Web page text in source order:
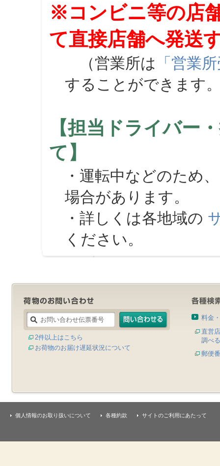
※コンビニ等の店
て直接店舗へ発送
（営業所は 「営業
することができます
【担当ドライバー
て】
・運転中などのため
場合があります。
・詳しくは各地域の
ください。
2件以上はこちら
お荷物のお届け遅延状況について
料金
直営
調べる
郵便
個人情報のお取り扱いについて 各種約款 サイトのご利用にあたって